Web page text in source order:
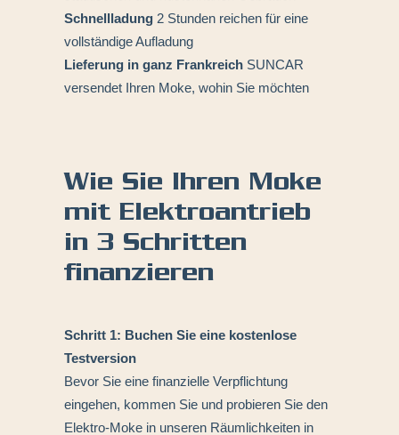
Schnellladung 2 Stunden reichen für eine
vollständige Aufladung
Lieferung in ganz Frankreich SUNCAR
versendet Ihren Moke, wohin Sie möchten
Wie Sie Ihren Moke
mit Elektroantrieb
in 3 Schritten
finanzieren
Schritt 1: Buchen Sie eine kostenlose
Testversion
Bevor Sie eine finanzielle Verpflichtung
eingehen, kommen Sie und probieren Sie den
Elektro-Moke in unseren Räumlichkeiten in